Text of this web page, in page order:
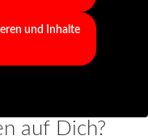
und Inhalte
auf Dich?